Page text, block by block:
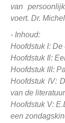
van
voert. Dr.
- Inhoud:
Hoofdstuk I: De
Hoofdstuk Il:
Hoofdstuk III:
Hoofdstuk IV:
van de
Hoofdstuk V:
een